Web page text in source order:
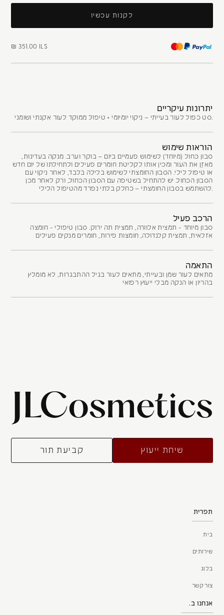
לקנות עכשיו
₪ 351.00 ILS
יתרונות עיקריים
הוראות שימוש
סבון כחול (מיוחד) לשימוש פעמיים ביום – בוקר וערב. מנקה בעדינות,
מאזֵן את העור ומכין אותו לקליטת חומרים פעילים ולתחילתו של יום חדש
או טיפול לילי. הסבון החומצתי לשימוש בלילה בלבד, לאחר ניקוי עם
הסבון הכחול. יש להתחיל בשטיפה עם הסבון הכחול, ורק לאחר מכן
הרכב פעיל
סבון מיוחד - תמצית אלוורה, תמצית תה ירוק. סבון טיפולי - חומצה
אזלאית, תמצית קלנדולה, חומצות פירות, חומרים מנקים פעילים
התאמה
מתאים לעור שמן ובעייתי, מתאים לעור בגיל ההתבגרות, לא מומלץ
בהריון או הנקה מבלי ייעוץ רפואי
קביעת תור שיחת ייעוץ
אנחנו ב.
תפרית
בית
שירותים
בלוג
צור קשר